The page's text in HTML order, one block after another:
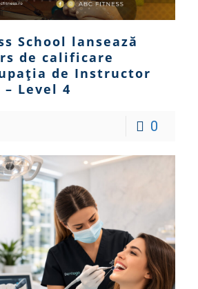
School lansează
de calificare
de Instructor
Level 4
0